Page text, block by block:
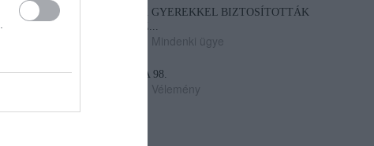
„A NER-FELESÉGEK GYEREKKEL BIZTOSÍTOTTÁK
BE A PÉNZCSAPHOZ...
Mindenki ügye
SIOR: RAJZOK HAZA 98.
Vélemény